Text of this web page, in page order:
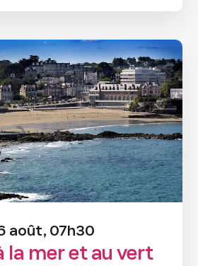
août, 07h30
la mer et au vert